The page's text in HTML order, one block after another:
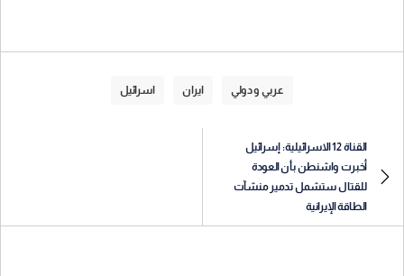
عربي و دولي ايران اسرائيل
القناة 12 الاسرائيلية: إسرائيل
أخبرت واشنطن بأن العودة
للقتال ستشمل تدمير منشآت
الطاقة الإيرانية